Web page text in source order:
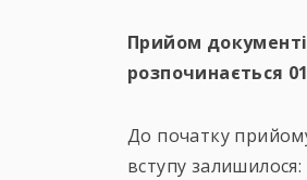
Прийом
розпочинається
До початку
вступу залишилося: